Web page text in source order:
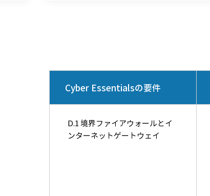
Cyber Essentialsの要件
D.1 境界ファイアウォールとイ
ンターネットゲートウェイ